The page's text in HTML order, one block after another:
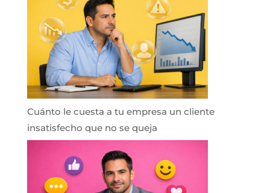
Cuánto le cuesta a tu empresa un cliente
insatisfecho que no se queja